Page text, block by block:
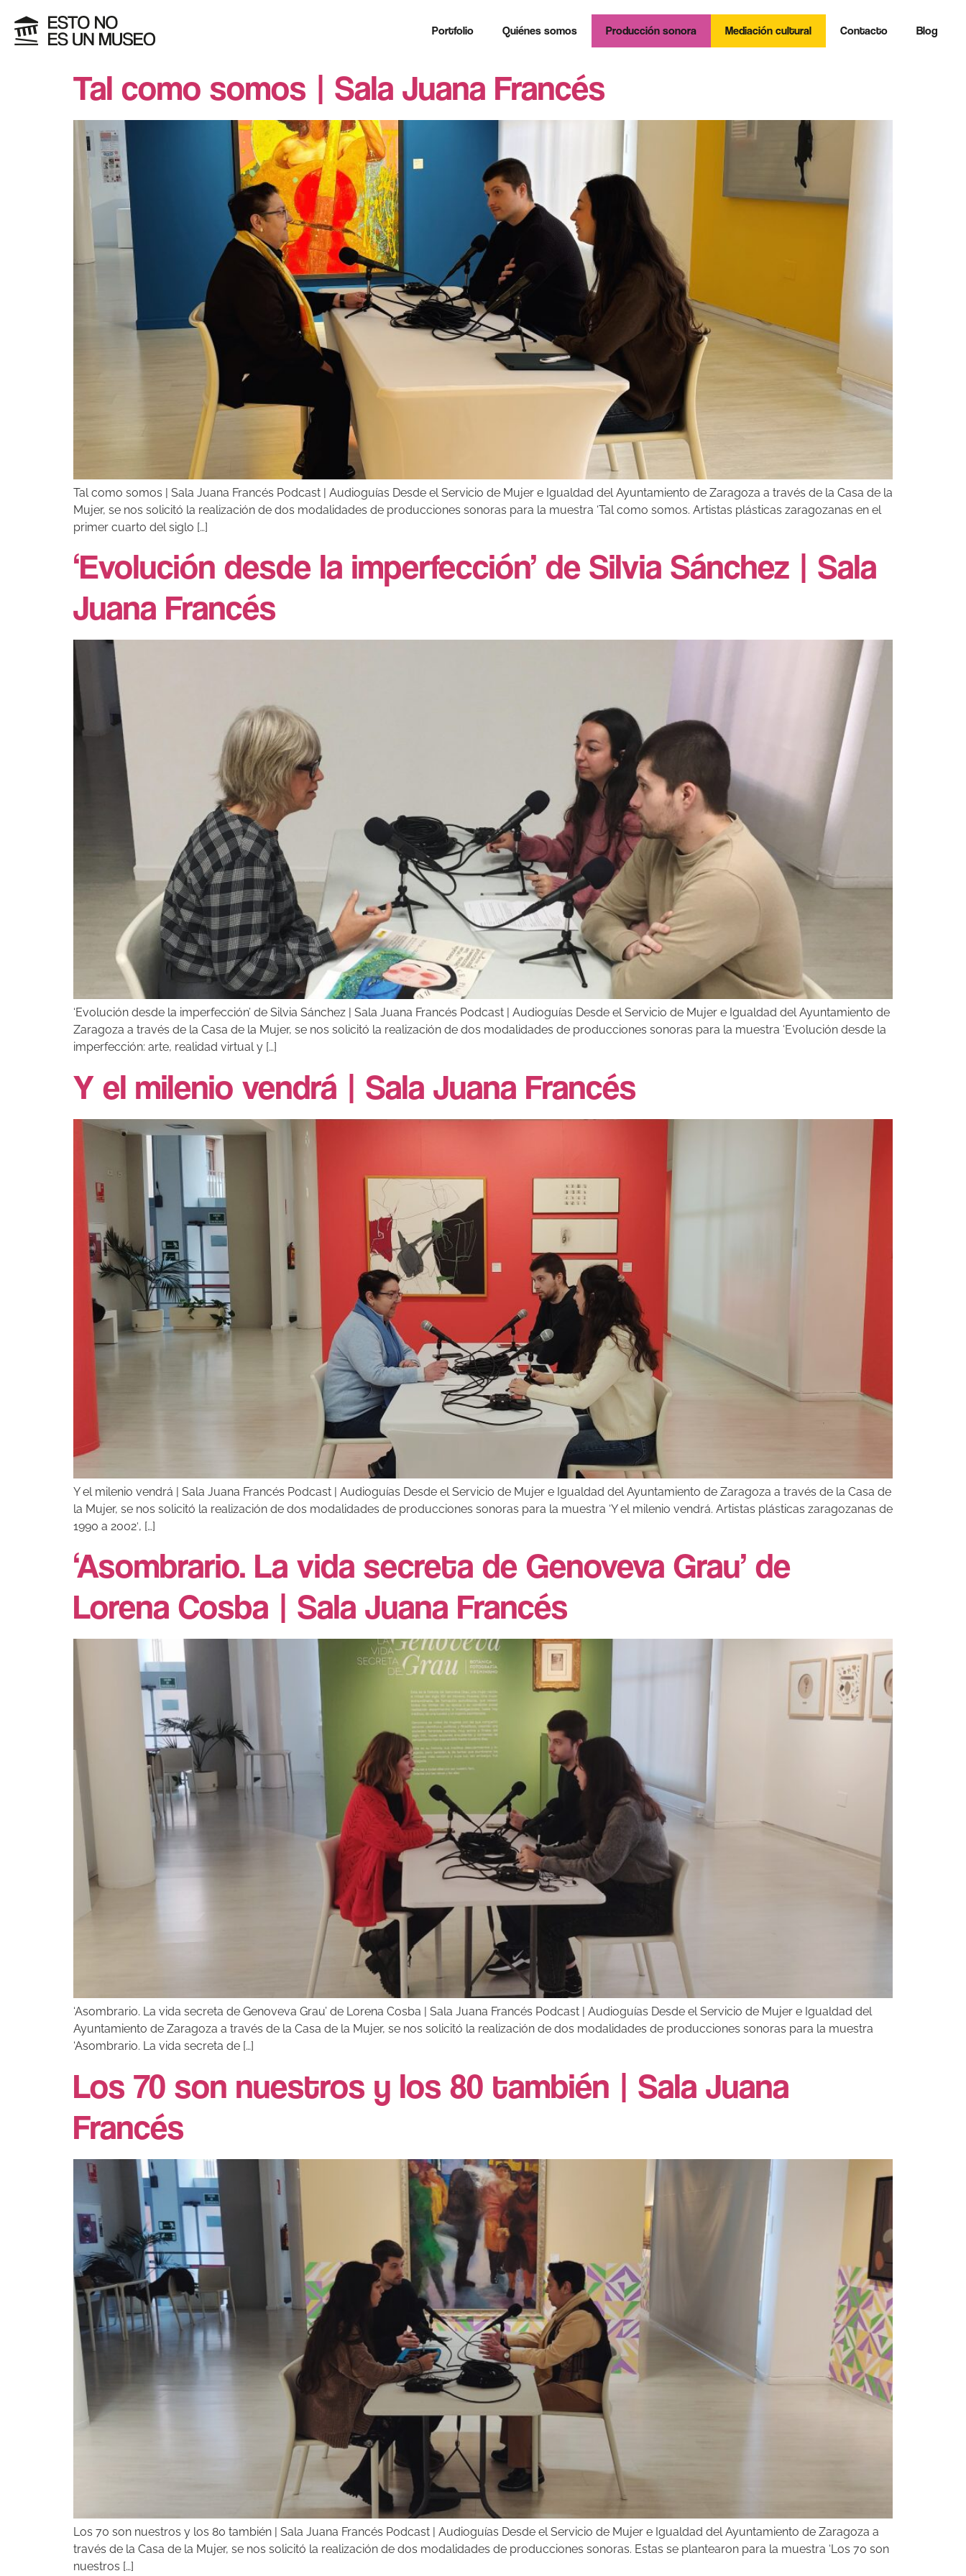
Portfolio Quiénes somos Producción sonora Mediación cultural Contacto Blog
Tal como somos | Sala Juana Francés
Tal como somos | Sala Juana Francés Podcast | Audioguías Desde el Servicio de Mujer e Igualdad del Ayuntamiento de Zaragoza a través de la Casa de la
Mujer, se nos solicitó la realización de dos modalidades de producciones sonoras para la muestra ‘Tal como somos. Artistas plásticas zaragozanas en el
primer cuarto del siglo […]
‘Evolución desde la imperfección’ de Silvia Sánchez | Sala
Juana Francés
‘Evolución desde la imperfección’ de Silvia Sánchez | Sala Juana Francés Podcast | Audioguías Desde el Servicio de Mujer e Igualdad del Ayuntamiento de
Zaragoza a través de la Casa de la Mujer, se nos solicitó la realización de dos modalidades de producciones sonoras para la muestra ‘Evolución desde la
imperfección: arte, realidad virtual y […]
Y el milenio vendrá | Sala Juana Francés
Y el milenio vendrá | Sala Juana Francés Podcast | Audioguías Desde el Servicio de Mujer e Igualdad del Ayuntamiento de Zaragoza a través de la Casa de
la Mujer, se nos solicitó la realización de dos modalidades de producciones sonoras para la muestra ‘Y el milenio vendrá. Artistas plásticas zaragozanas de
1990 a 2002′, […]
‘Asombrario. La vida secreta de Genoveva Grau’ de
Lorena Cosba | Sala Juana Francés
‘Asombrario. La vida secreta de Genoveva Grau’ de Lorena Cosba | Sala Juana Francés Podcast | Audioguías Desde el Servicio de Mujer e Igualdad del
Ayuntamiento de Zaragoza a través de la Casa de la Mujer, se nos solicitó la realización de dos modalidades de producciones sonoras para la muestra
‘Asombrario. La vida secreta de […]
Los 70 son nuestros y los 80 también | Sala Juana
Francés
Los 70 son nuestros y los 80 también | Sala Juana Francés Podcast | Audioguías Desde el Servicio de Mujer e Igualdad del Ayuntamiento de Zaragoza a
través de la Casa de la Mujer, se nos solicitó la realización de dos modalidades de producciones sonoras. Estas se plantearon para la muestra ‘Los 70 son
nuestros […]